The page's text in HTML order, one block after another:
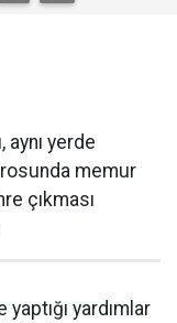
yerde
memur
çıkması
yardımlar